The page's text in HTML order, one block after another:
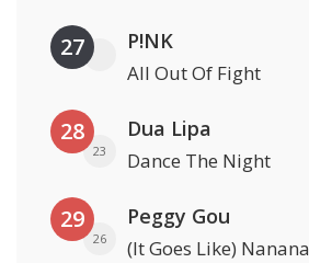
27 P!NK
All Out Of Fight
28
23
Dua Lipa
Dance The Night
29
26
Peggy Gou
(It Goes Like) Nanana